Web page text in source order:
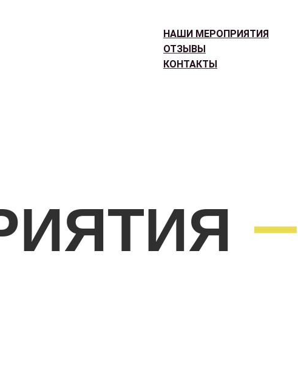
НАШИ МЕРОПРИЯТИЯ
ОТЗЫВЫ
КОНТАКТЫ